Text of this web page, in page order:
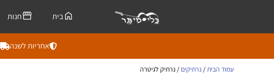
בית חנות
אחריות לשנה
עמוד הבית/ נרתיקים / נרתיק לגיטרה